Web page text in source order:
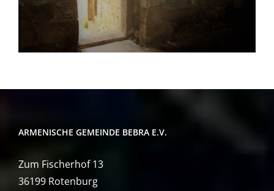
ARMENISCHE GEMEINDE BEBRA E.V.
Zum Fischerhof 13
36199 Rotenburg